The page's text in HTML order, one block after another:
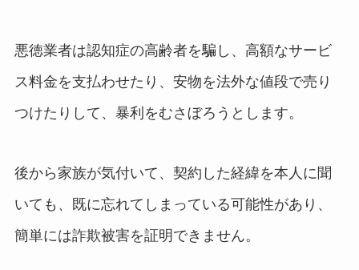
悪徳業者は認知症の高齢者を騙し、高額なサービ
ス料金を支払わせたり、安物を法外な値段で売り
つけたりして、暴利をむさぼろうとします。
後から家族が気付いて、契約した経緯を本人に聞
いても、既に忘れてしまっている可能性があり、
簡単には詐欺被害を証明できません。